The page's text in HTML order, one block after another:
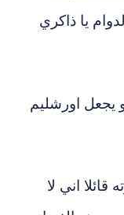
يا ذاكري
اورشليم
اني لا